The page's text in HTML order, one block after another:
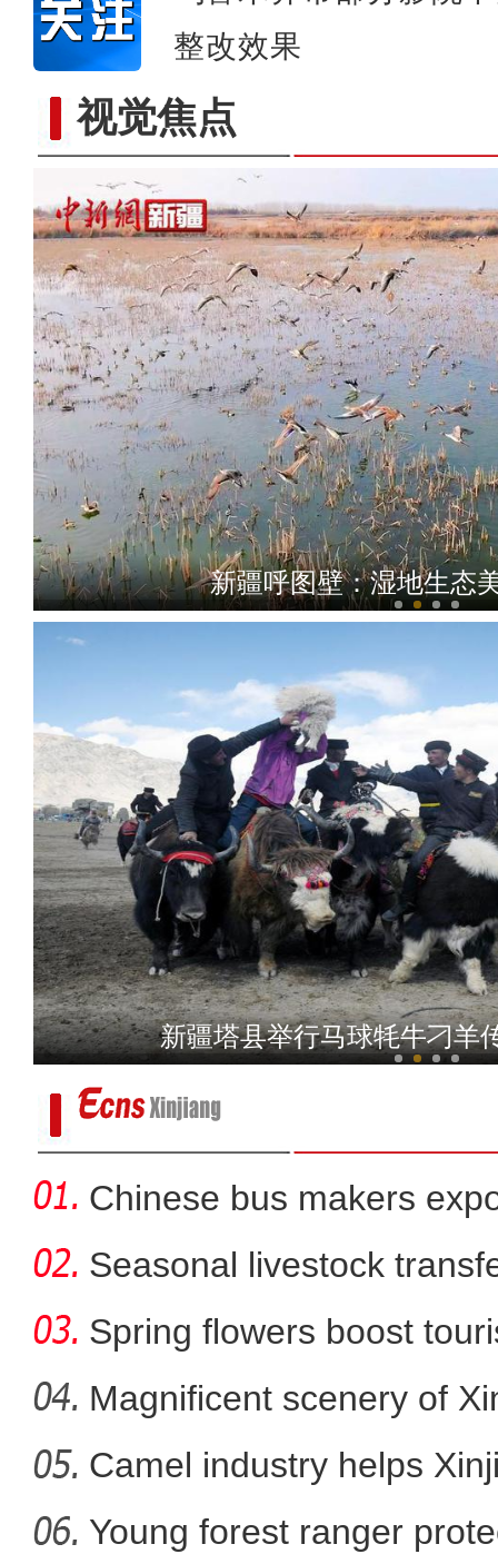
整改效果
视觉焦点新疆呼图壁：湿地生态
香港背靠祖国联通世界主题
乌鲁木齐经开区：脑卒中筛
场面激烈！实拍新疆帕米
新疆博斯腾湖：水天一色
Chinese bus makers
energy ve
Seasonal livestock
Spring flowers boost
Magnificent scenery of
Camel industry helps
Young forest ranger